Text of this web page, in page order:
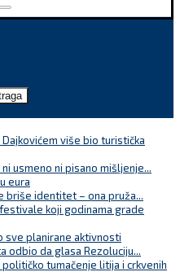
više bio turistička
usmeno ni pisano mišljenje...
eura
briše identitet – ona pruža...
koji godinama grade
sve planirane aktivnosti
odbio da glasa Rezoluciju...
tumačenje litija i crkvenih